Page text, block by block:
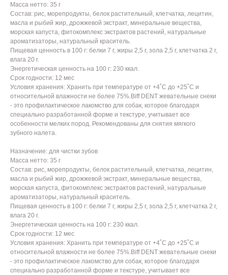
Масса нетто: 35 г
Состав: рис, морепродукты, белок растительный, клетчатка, лецитин,
масла и рыбий жир, дрожжевой экстракт, минеральные вещества,
морская капуста, фитокомплекс экстрактов растений, натуральные
ароматизаторы, натуральный краситель.
Пищевая ценность в 100 г: белки 7 г, жиры 2,5 г, зола 2,5 г, клетчатка 2 г,
влага 20 г.
Энергетическая ценность на 100 г: 230 ккал.
Срок годности: 12 мес
Условия хранения: Хранить при температуре от +4˚С до +25˚С и
относительной влажности не более 75%.Biff DENT жевательные снеки
- это профилактическое лакомство для собак, которое благодаря
специально разработанной форме и текстуре, учитывает все
особенности мелких пород. Рекомендованы для снятия мягкого
зубного налета.
Назначение: для чистки зубов
Масса нетто: 35 г
Состав: рис, морепродукты, белок растительный, клетчатка, лецитин,
масла и рыбий жир, дрожжевой экстракт, минеральные вещества,
морская капуста, фитокомплекс экстрактов растений, натуральные
ароматизаторы, натуральный краситель.
Пищевая ценность в 100 г: белки 7 г, жиры 2,5 г, зола 2,5 г, клетчатка 2 г,
влага 20 г.
Энергетическая ценность на 100 г: 230 ккал.
Срок годности: 12 мес
Условия хранения: Хранить при температуре от +4˚С до +25˚С и
относительной влажности не более 75%.Biff DENT жевательные снеки
- это профилактическое лакомство для собак, которое благодаря
специально разработанной форме и текстуре, учитывает все